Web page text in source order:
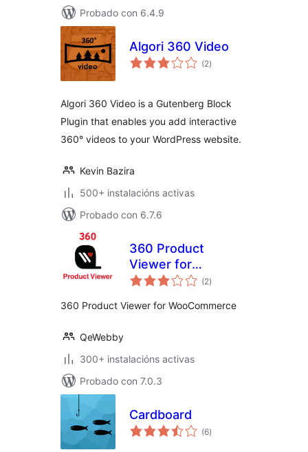
Probado con 6.4.9
Algori 360 Video
(2valoracións
totais
)
Algori 360 Video is a Gutenberg Block
Plugin that enables you add interactive
360° videos to your WordPress website.
Kevin Bazira
500+ instalacións activas
Probado con 6.7.6
360 Product
Viewer for
WooCommerce
(2valoracións
totais
)
360 Product Viewer for WooCommerce
QeWebby
300+ instalacións activas
Probado con 7.0.3
Cardboard
(6valoracións
totais
)